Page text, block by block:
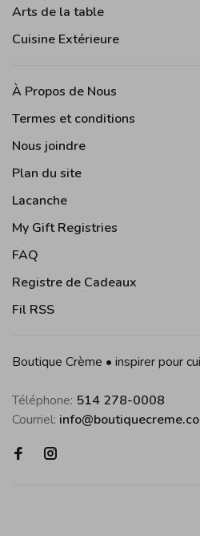
Arts de la table
Cuisine Extérieure
À Propos de Nous
Termes et conditions
Nous joindre
Plan du site
Lacanche
My Gift Registries
FAQ
Registre de Cadeaux
Fil RSS
Boutique Crème • inspirer pour
Téléphone: 514 278-0008
Courriel: